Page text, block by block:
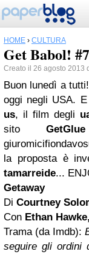
HOME › CULTURA
Get Babol!
Creato il 26 agosto 2013
Buon lunedì a
oggi negli USA.
us, il film degli
sito
la proposta è
tamarreide...
Getaway
Di Courtney
Con Ethan
Trama (da Imdb):
seguire gli ordini